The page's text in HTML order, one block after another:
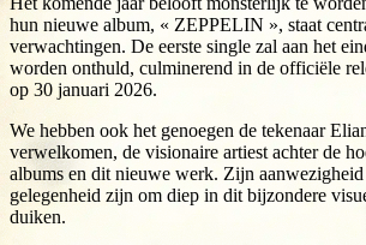
hun nieuwe album, « ZEPPELIN », staat
verwachtingen. De eerste single zal aan het
worden onthuld, culminerend in de officiële
op 30 januari 2026.
We hebben ook het genoegen de tekenaar
verwelkomen, de visionaire artiest achter de
albums en dit nieuwe werk. Zijn
gelegenheid zijn om diep in dit bijzondere
duiken.